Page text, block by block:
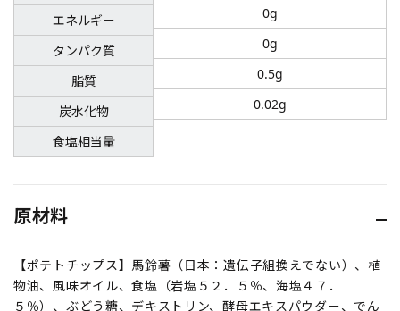
エネルギー
タンパク質
脂質
炭水化物
食塩相当量
0g
0g
0.5g
0.02g
原材料
【ポテトチップス】馬鈴薯（日本：遺伝子組換えでない）、植
物油、風味オイル、食塩（岩塩５２．５％、海塩４７．
５％）、ぶどう糖、デキストリン、酵母エキスパウダー、でん